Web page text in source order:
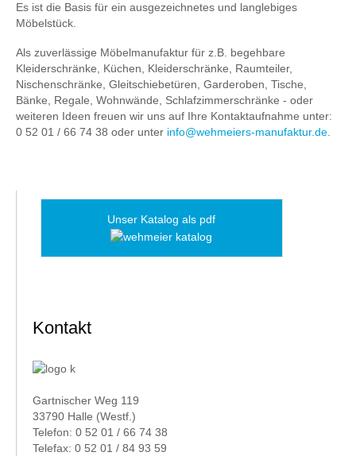
Es ist die Basis für ein ausgezeichnetes und langlebiges
Möbelstück.
Als zuverlässige Möbelmanufaktur für z.B. begehbare
Kleiderschränke, Küchen, Kleiderschränke, Raumteiler,
Nischenschränke, Gleitschiebetüren, Garderoben, Tische,
Bänke, Regale, Wohnwände, Schlafzimmerschränke - oder
weiteren Ideen freuen wir uns auf Ihre Kontaktaufnahme unter:
0 52 01 / 66 74 38 oder unter info@wehmeiers-manufaktur.de.
Unser Katalog als pdf
Kontakt
Gartnischer Weg 119
33790 Halle (Westf.)
Telefon: 0 52 01 / 66 74 38
Telefax: 0 52 01 / 84 93 59